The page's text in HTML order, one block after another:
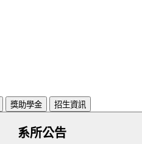
獎助學金 招生資訊
系所公告